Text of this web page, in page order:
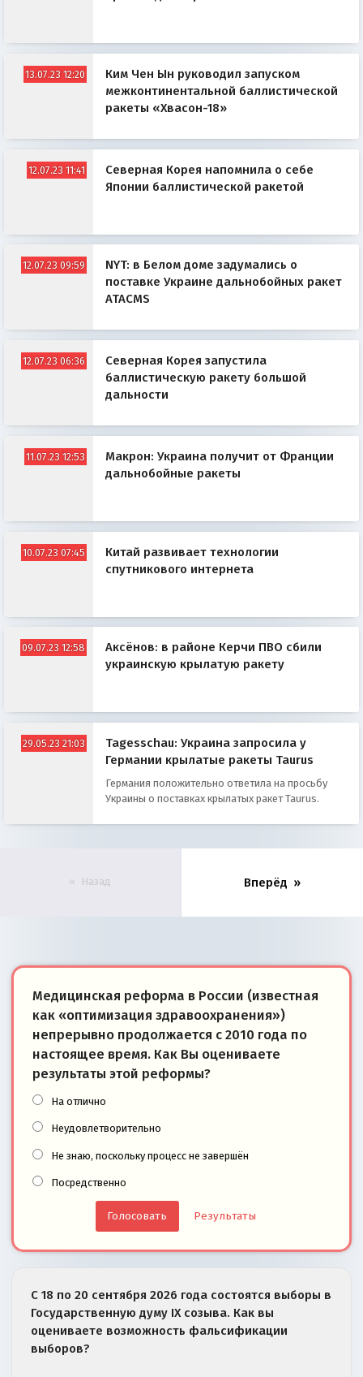
13.07.23 12:20
Ким Чен Ын руководил запуском
межконтинентальной баллистической
ракеты «Хвасон-18»
12.07.23 11:41
Северная Корея напомнила о себе
Японии баллистической ракетой
12.07.23 09:59
NYT: в Белом доме задумались о
поставке Украине дальнобойных ракет
ATACMS
12.07.23 06:36
Северная Корея запустила
баллистическую ракету большой
дальности
11.07.23 12:53
Макрон: Украина получит от Франции
дальнобойные ракеты
10.07.23 07:45
Китай развивает технологии
спутникового интернета
09.07.23 12:58
Аксёнов: в районе Керчи ПВО сбили
украинскую крылатую ракету
29.05.23 21:03
Tagesschau: Украина запросила у
Германии крылатые ракеты Taurus
Германия положительно ответила на просьбу
Украины о поставках крылатых ракет Taurus.
Назад Вперёд
Медицинская реформа в России (известная
как «оптимизация здравоохранения»)
непрерывно продолжается с 2010 года по
настоящее время. Как Вы оцениваете
результаты этой реформы?
На отлично
Неудовлетворительно
Не знаю, поскольку процесс не завершён
Посредственно
Результаты
С 18 по 20 сентября 2026 года состоятся выборы в
Государственную думу IX созыва. Как вы
оцениваете возможность фальсификации
выборов?